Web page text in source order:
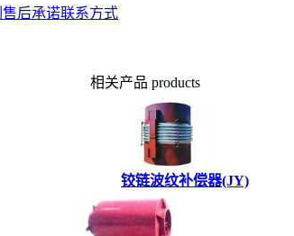
售后承诺联系方式
相关产品 products
铰链波纹补偿器(JY)